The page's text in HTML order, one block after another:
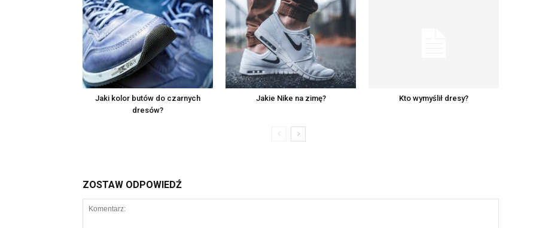
Jaki kolor butów do czarnych
dresów?
Jakie Nike na zimę? Kto wymyślił dresy?
ZOSTAW ODPOWIEDŹ